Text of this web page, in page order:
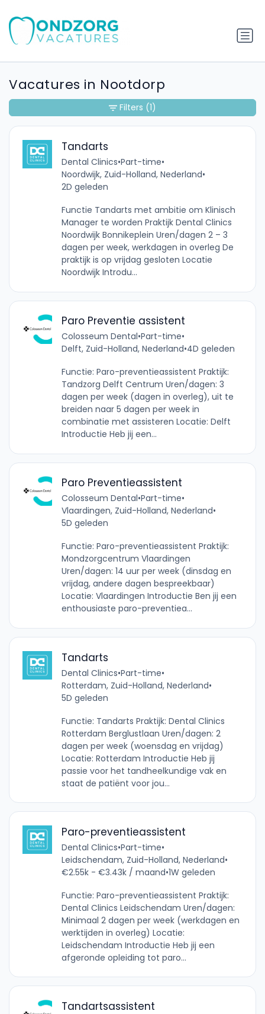
Vacatures in Nootdorp
Tandarts
Dental Clinics•Part-time•
Noordwijk, Zuid-Holland, Nederland•
2D geleden
Functie Tandarts met ambitie om Klinisch
Manager te worden Praktijk Dental Clinics
Noordwijk Bonnikeplein Uren/dagen 2 – 3
dagen per week, werkdagen in overleg De
praktijk is op vrijdag gesloten Locatie
Noordwijk Introdu...
Paro Preventie assistent
Colosseum Dental•Part-time•
Delft, Zuid-Holland, Nederland•4D geleden
Functie: Paro-preventieassistent Praktijk:
Tandzorg Delft Centrum Uren/dagen: 3
dagen per week (dagen in overleg), uit te
breiden naar 5 dagen per week in
combinatie met assisteren Locatie: Delft
Introductie Heb jij een...
Paro Preventieassistent
Colosseum Dental•Part-time•
Vlaardingen, Zuid-Holland, Nederland•
5D geleden
Functie: Paro-preventieassistent Praktijk:
Mondzorgcentrum Vlaardingen
Uren/dagen: 14 uur per week (dinsdag en
vrijdag, andere dagen bespreekbaar)
Locatie: Vlaardingen Introductie Ben jij een
enthousiaste paro-preventiea...
Tandarts
Dental Clinics•Part-time•
Rotterdam, Zuid-Holland, Nederland•
5D geleden
Functie: Tandarts Praktijk: Dental Clinics
Rotterdam Berglustlaan Uren/dagen: 2
dagen per week (woensdag en vrijdag)
Locatie: Rotterdam Introductie Heb jij
passie voor het tandheelkundige vak en
staat de patiënt voor jou...
Paro-preventieassistent
Dental Clinics•Part-time•
Leidschendam, Zuid-Holland, Nederland•
€2.55k - €3.43k / maand•1W geleden
Functie: Paro-preventieassistent Praktijk:
Dental Clinics Leidschendam Uren/dagen:
Minimaal 2 dagen per week (werkdagen en
werktijden in overleg) Locatie:
Leidschendam Introductie Heb jij een
afgeronde opleiding tot paro...
Tandartsassistent
Filters (1)